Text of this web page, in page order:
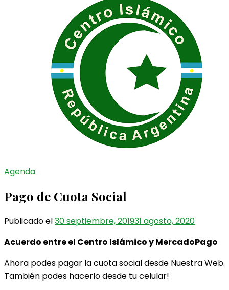
Agenda
Pago de Cuota Social
Publicado el30 septiembre, 201931 agosto, 2020
Acuerdo entre el Centro Islámico y MercadoPago
Ahora podes pagar la cuota social desde Nuestra Web.
También podes hacerlo desde tu celular!